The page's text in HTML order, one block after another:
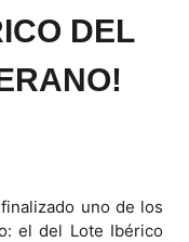
DEL
uno de los
el del Lote Ibérico